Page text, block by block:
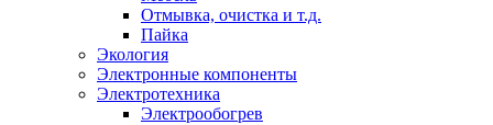
Отмывка, очистка и т.д.
Пайка
Экология
Электронные компоненты
Электротехника
Электрообогрев